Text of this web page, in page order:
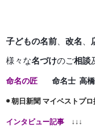
子どもの名前、 改名、
様々な名づけのご相談
命名の匠 命名士 高橋
◉ 朝日新聞 マイベストプロ
インタビュー記事 ↓↓↓